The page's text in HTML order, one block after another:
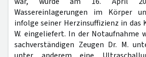
Wassereinlagerungen im Körper
infolge seiner Herzinsuffizienz in das
W. eingeliefert. In der Notaufnahme
sachverständigen Zeugen Dr. M.